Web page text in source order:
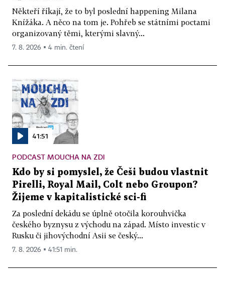
Někteří říkají, že to byl poslední happening Milana
Knížáka. A něco na tom je. Pohřeb se státními poctami
organizovaný těmi, kterými slavný...
7. 8. 2026 ▪ 4 min. čtení
41:51
PODCAST MOUCHA NA ZDI
Kdo by si pomyslel, že Češi budou vlastnit
Pirelli, Royal Mail, Colt nebo Groupon?
Žijeme v kapitalistické sci-fi
Za poslední dekádu se úplně otočila korouhvička
českého byznysu z východu na západ. Místo investic v
Rusku či jihovýchodní Asii se český...
7. 8. 2026 ▪ 41:51 min.